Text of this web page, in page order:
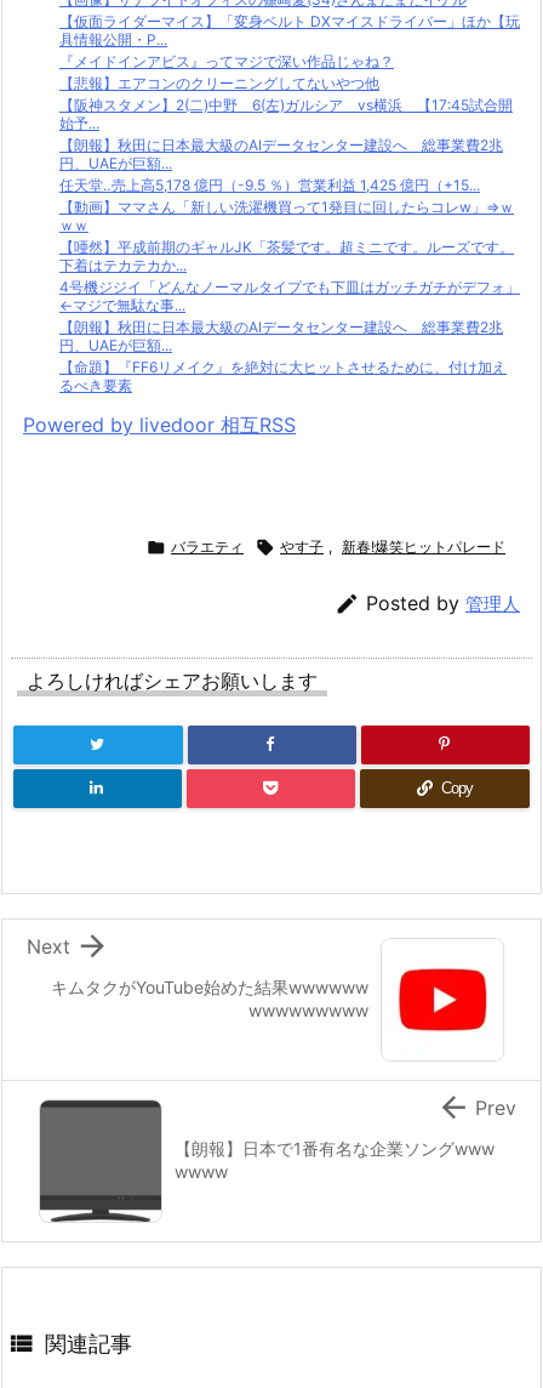
【仮面ライダーマイス】「変身ベルト DXマイスドライバー」ほか【玩
具情報公開・P...
『メイドインアビス』ってマジで深い作品じゃね？
【悲報】エアコンのクリーニングしてないやつ他
【阪神スタメン】2(二)中野 6(左)ガルシア vs横浜 【17:45試合開
始予...
【朗報】秋田に日本最大級のAIデータセンター建設へ 総事業費2兆
円、UAEが巨額...
任天堂‥売上高5,178 億円（-9.5 ％）営業利益 1,425 億円（+15...
【動画】ママさん「新しい洗濯機買って1発目に回したらコレw」⇒ｗ
ｗｗ
【唖然】平成前期のギャルJK「茶髪です。超ミニです。ルーズです。
下着はテカテカか...
4号機ジジイ「どんなノーマルタイプでも下皿はガッチガチがデフォ」
←マジで無駄な事...
【朗報】秋田に日本最大級のAIデータセンター建設へ 総事業費2兆
円、UAEが巨額...
【命題】『FF6リメイク』を絶対に大ヒットさせるために、付け加え
るべき要素
Powered by livedoor 相互RSS
 バラエティ  やす子 , 新春!爆笑ヒットパレード
 Posted by 管理人
よろしければシェアお願いします
Copy
キムタクがYouTube始めた結果wwwwww
wwwwwwwww

Next
【朗報】日本で1番有名な企業ソングwww
wwww
 Prev
 関連記事